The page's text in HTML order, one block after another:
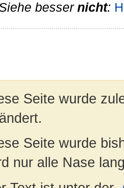
besser nicht:
Seite wurde
Seite wurde
nur alle Nase